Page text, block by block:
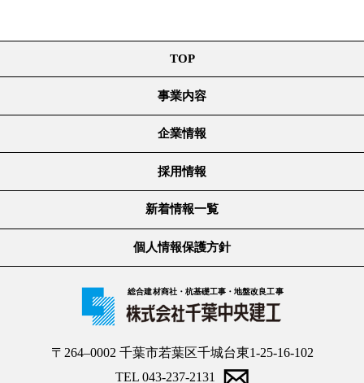
TOP
事業内容
企業情報
採用情報
新着情報一覧
個人情報保護方針
総合建材商社・杭基礎工事・地盤改良工事
〒264–0002 千葉市若葉区千城台東1-25-16-102
TEL 043-237-2131